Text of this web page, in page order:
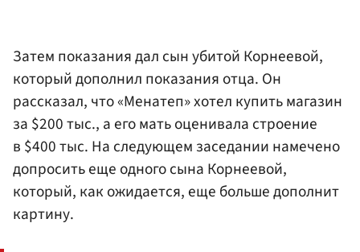
Затем показания дал сын убитой Корнеевой,
который дополнил показания отца. Он
рассказал, что «Менатеп» хотел купить магазин
за $200 тыс., а его мать оценивала строение
в $400 тыс. На следующем заседании намечено
допросить еще одного сына Корнеевой,
который, как ожидается, еще больше дополнит
картину.